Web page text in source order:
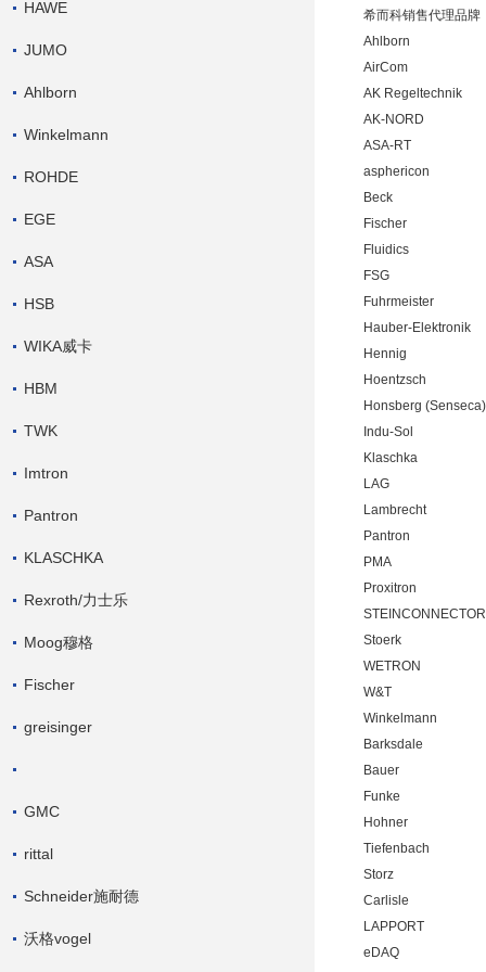
HAWE
JUMO
Ahlborn
Winkelmann
ROHDE
EGE
ASA
HSB
WIKA威卡
HBM
TWK
Imtron
Pantron
KLASCHKA
Rexroth/力士乐
Moog穆格
Fischer
greisinger
GMC
rittal
Schneider施耐德
沃格vogel
希而科销售代理品牌
Ahlborn
AirCom
AK Regeltechnik
AK-NORD
ASA-RT
asphericon
Beck
Fischer
Fluidics
FSG
Fuhrmeister
Hauber-Elektronik
Hennig
Hoentzsch
Honsberg (Senseca)
Indu-Sol
Klaschka
LAG
Lambrecht
Pantron
PMA
Proxitron
STEINCONNECTOR
Stoerk
WETRON
W&T
Winkelmann
Barksdale
Bauer
Funke
Hohner
Tiefenbach
Storz
Carlisle
LAPPORT
eDAQ